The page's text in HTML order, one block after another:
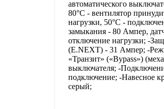
автоматического
80°C - вентилятор
нагрузки, 50°C -
замыкания - 80 Ампер,
отключение нагрузки; -
(E.NEXT) - 31 Ампер; -
«Транзит» («Bypass»)
выключателя; -
подключение; -Навесное
серый;